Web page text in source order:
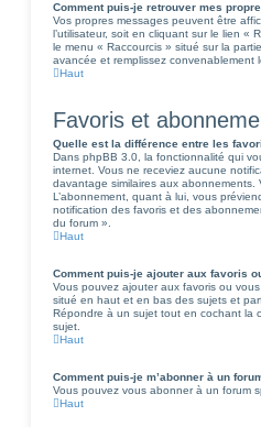
Comment puis-je retrouver mes
Vos propres messages peuvent être
l’utilisateur, soit en cliquant sur le lien «
le menu « Raccourcis » situé sur la
avancée et remplissez convenablement
Haut
Favoris et
Quelle est la différence entre les
Dans phpBB 3.0, la fonctionnalité qui
internet. Vous ne receviez aucune
davantage similaires aux abonnements.
L’abonnement, quant à lui, vous
notification des favoris et des
du forum ».
Haut
Comment puis-je ajouter aux favoris
Vous pouvez ajouter aux favoris ou
situé en haut et en bas des sujets et
Répondre à un sujet tout en cochant la
sujet.
Haut
Comment puis-je m’abonner à un
Vous pouvez vous abonner à un forum
Haut